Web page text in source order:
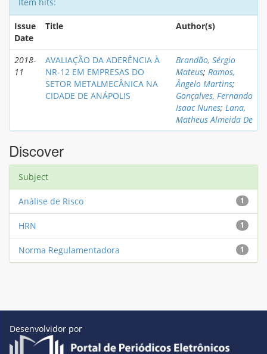
Issue
Date
Title Author(s)
2018-
11
AVALIAÇÃO DA ADERÊNCIA À
NR-12 EM EMPRESAS DO
SETOR METALMECÂNICA NA
CIDADE DE ANÁPOLIS
Brandão, Sérgio
Mateus; Ramos,
Ângelo Martins;
Gonçalves, Fernando
Isaac Nunes; Lana,
Matheus Almeida De
Discover
Subject
1
Análise de Risco
1
HRN
1
Norma Regulamentadora
Desenvolvidor por